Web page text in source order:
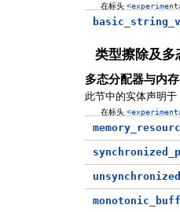
在标头
类型擦除及多
多态分配器与内
此节中的实体声明于
在标头